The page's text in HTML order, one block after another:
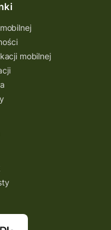
mobilnej